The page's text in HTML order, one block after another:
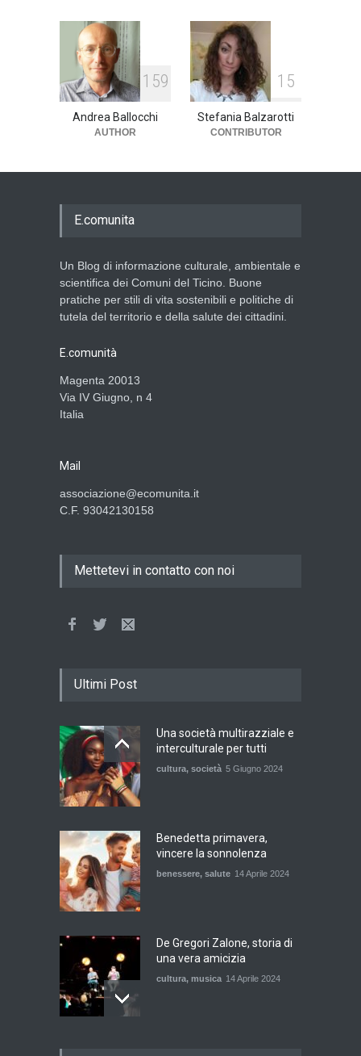
1 59
Andrea Ballocchi
AUTHOR
1 5
Stefania Balzarotti
CONTRIBUTOR
E.comunita
Un Blog di informazione culturale, ambientale e
scientifica dei Comuni del Ticino. Buone
pratiche per stili di vita sostenibili e politiche di
tutela del territorio e della salute dei cittadini.
E.comunità
Magenta 20013
Via IV Giugno, n 4
Italia
Mail
associazione@ecomunita.it
C.F. 93042130158
Mettetevi in contatto con noi
Ultimi Post
Una società multirazziale e
interculturale per tutti
cultura, società 5 Giugno 2024
Benedetta primavera,
vincere la sonnolenza
benessere, salute 14 Aprile 2024
De Gregori Zalone, storia di
una vera amicizia
cultura, musica 14 Aprile 2024